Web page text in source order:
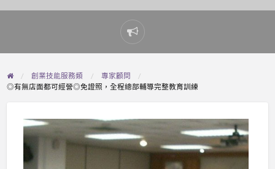
Report
problem
創業技能服務類
專家顧問
◎有無店面都可經營◎免證照，全程總部輔導完整教育訓練